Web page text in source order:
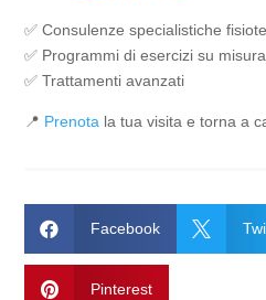
✅ Consulenze specialistiche
✅ Programmi di esercizi su misura
✅ Trattamenti avanzati
📍 Prenota la tua visita e torna a
 Facebook 
 Pinterest